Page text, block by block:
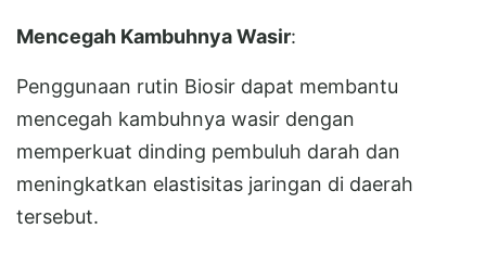
Mencegah Kambuhnya Wasir:
Penggunaan rutin Biosir dapat membantu
mencegah kambuhnya wasir dengan
memperkuat dinding pembuluh darah dan
meningkatkan elastisitas jaringan di daerah
tersebut.